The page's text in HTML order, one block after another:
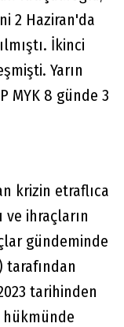
2 Haziran'da
İkinci
Yarın
MYK 8 günde 3
krizin etraflıca
ve ihraçların
gündeminde
tarafından
tarihinden
hükmünde